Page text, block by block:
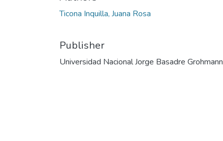
Ticona Inquilla, Juana Rosa
Publisher
Universidad Nacional Jorge Basadre Grohmann